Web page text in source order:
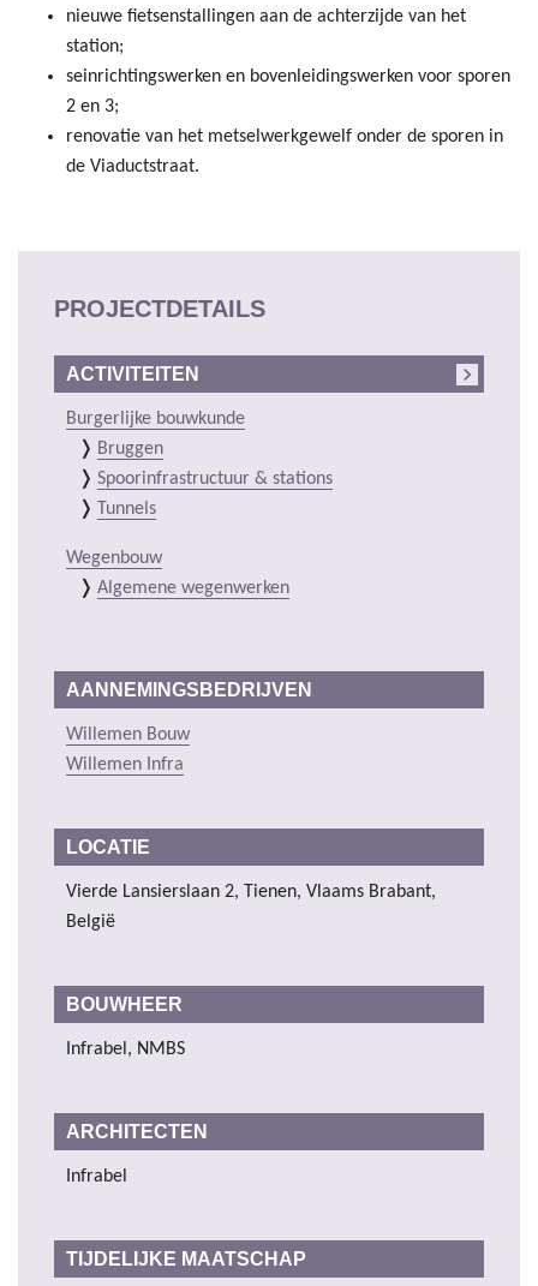
nieuwe fietsenstallingen aan de achterzijde van het
station;
seinrichtingswerken en bovenleidingswerken voor sporen
2 en 3;
renovatie van het metselwerkgewelf onder de sporen in
de Viaductstraat.
PROJECTDETAILS
ACTIVITEITEN
Burgerlijke bouwkunde
Bruggen
Spoorinfrastructuur & stations
Tunnels
Wegenbouw
Algemene wegenwerken
AANNEMINGSBEDRIJVEN
Willemen Bouw
Willemen Infra
LOCATIE
Vierde Lansierslaan 2, Tienen, Vlaams Brabant,
België
BOUWHEER
Infrabel, NMBS
ARCHITECTEN
Infrabel
TIJDELIJKE MAATSCHAP